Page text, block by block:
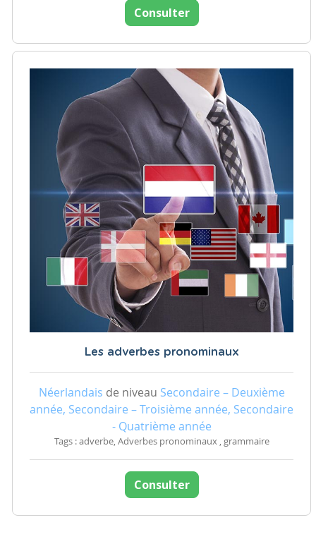
Consulter
Les adverbes pronominaux
Néerlandais de niveau Secondaire – Deuxième
année, Secondaire – Troisième année, Secondaire
- Quatrième année
Tags : adverbe, Adverbes pronominaux , grammaire
Consulter